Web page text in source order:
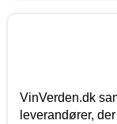
VinVerden.dk
leverandører,